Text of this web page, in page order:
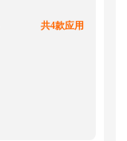
共4款应用